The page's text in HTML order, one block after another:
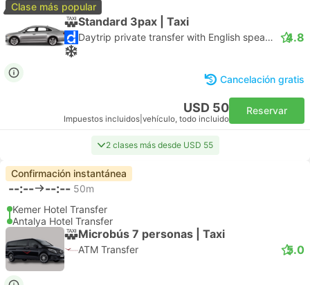
Clase más popular
Standard 3pax | Taxi
Daytrip private transfer with English speaking driver 4.8
Cancelación gratis
USD 50
Impuestos incluidos vehículo, todo incluido
Reservar
2 clases más desde USD 55
Confirmación instantánea
--:-- --:-- 50m
Kemer Hotel Transfer
Antalya Hotel Transfer
Microbús 7 personas | Taxi
ATM Transfer 5.0